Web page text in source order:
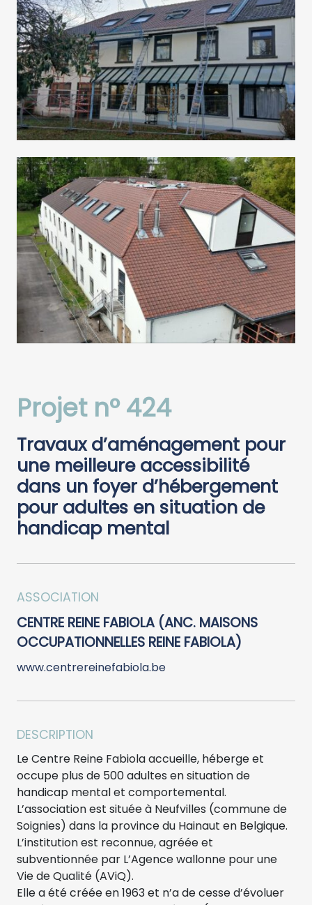
Projet n° 424
Travaux d’aménagement pour
une meilleure accessibilité
dans un foyer d’hébergement
pour adultes en situation de
handicap mental
ASSOCIATION
CENTRE REINE FABIOLA (ANC. MAISONS
OCCUPATIONNELLES REINE FABIOLA)
www.centrereinefabiola.be
DESCRIPTION
Le Centre Reine Fabiola accueille, héberge et
occupe plus de 500 adultes en situation de
handicap mental et comportemental.
L’association est située à Neufvilles (commune de
Soignies) dans la province du Hainaut en Belgique.
L’institution est reconnue, agréée et
subventionnée par L’Agence wallonne pour une
Vie de Qualité (AViQ).
Elle a été créée en 1963 et n’a de cesse d’évoluer